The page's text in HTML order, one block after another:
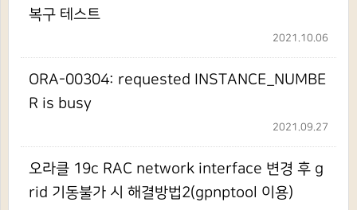
복구 테스트
2021.10.06
ORA-00304: requested INSTANCE_NUMBE
R is busy
2021.09.27
오라클 19c RAC network interface 변경 후 g
rid 기동불가 시 해결방법2(gpnptool 이용)